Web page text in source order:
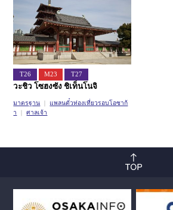
T26 M23 T27
วะชิว โซฮงซัง ชิเท็นโนจิ
มาตรฐาน
แพลนตั๋วท่องเที่ยวรอบโอซาก้
า
ศาลเจ้า